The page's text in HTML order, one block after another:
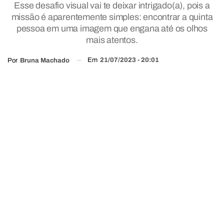
Esse desafio visual vai te deixar intrigado(a), pois a
missão é aparentemente simples: encontrar a quinta
pessoa em uma imagem que engana até os olhos
mais atentos.
Por Bruna Machado Em 21/07/2023 - 20:01